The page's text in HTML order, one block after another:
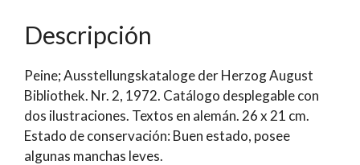
Descripción
Peine; Ausstellungskataloge der Herzog August
Bibliothek. Nr. 2, 1972. Catálogo desplegable con
dos ilustraciones. Textos en alemán. 26 x 21 cm.
Estado de conservación: Buen estado, posee
algunas manchas leves.